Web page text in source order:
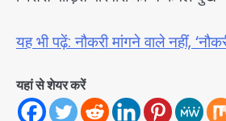
यह भी पढ़ें: नौकरी मांगने वाले नहीं,
यहां से शेयर करें